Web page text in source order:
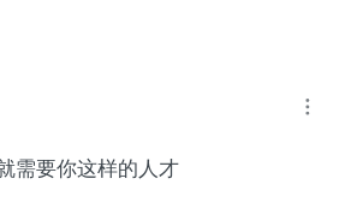
需要你这样的人才